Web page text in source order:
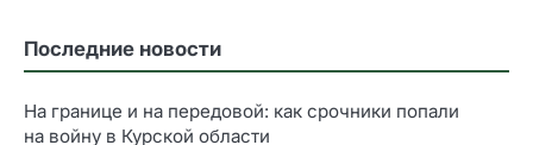
Последние новости
На границе и на передовой: как срочники попали
на войну в Курской области